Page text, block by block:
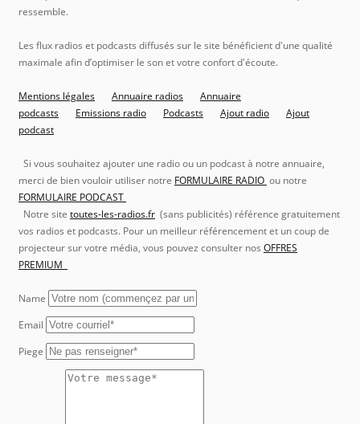
ressemble.
Les flux radios et podcasts diffusés sur le site bénéficient d'une qualité
maximale afin d’optimiser le son et votre confort d'écoute.
Mentions légales Annuaire radios
Annuaire
podcasts
Emissions radio Podcasts Ajout radio
Ajout
podcast
Si vous souhaitez ajouter une radio ou un podcast à notre annuaire,
merci de bien vouloir utiliser notre FORMULAIRE RADIO ou notre
FORMULAIRE PODCAST
Notre site toutes-les-radios.fr (sans publicités) référence gratuitement
vos radios et podcasts. Pour un meilleur référencement et un coup de
projecteur sur votre média, vous pouvez consulter nos OFFRES
PREMIUM
Name
Email
Piege